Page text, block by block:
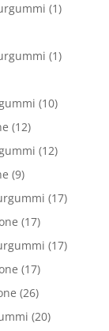
(1)
(1)
(10)
(12)
(12)
(9)
(17)
(17)
(17)
(17)
(26)
(20)